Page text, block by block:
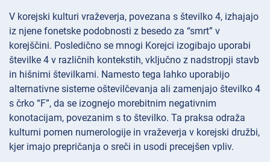
V korejski kulturi vraževerja, povezana s številko 4, izhajajo
iz njene fonetske podobnosti z besedo za “smrt” v
korejščini. Posledično se mnogi Korejci izogibajo uporabi
številke 4 v različnih kontekstih, vključno z nadstropji stavb
in hišnimi številkami. Namesto tega lahko uporabijo
alternativne sisteme oštevilčevanja ali zamenjajo številko 4
s črko “F”, da se izognejo morebitnim negativnim
konotacijam, povezanim s to številko. Ta praksa odraža
kulturni pomen numerologije in vraževerja v korejski družbi,
kjer imajo prepričanja o sreči in usodi precejšen vpliv.